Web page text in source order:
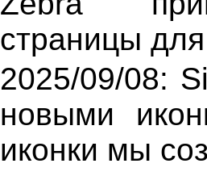
страницы
2025/09/08:
новыми
иконки мы